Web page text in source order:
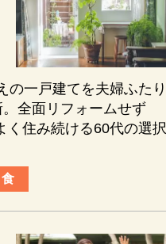
の一戸建てを夫婦ふたり
全面リフォームせず
く住み続ける60代の選択